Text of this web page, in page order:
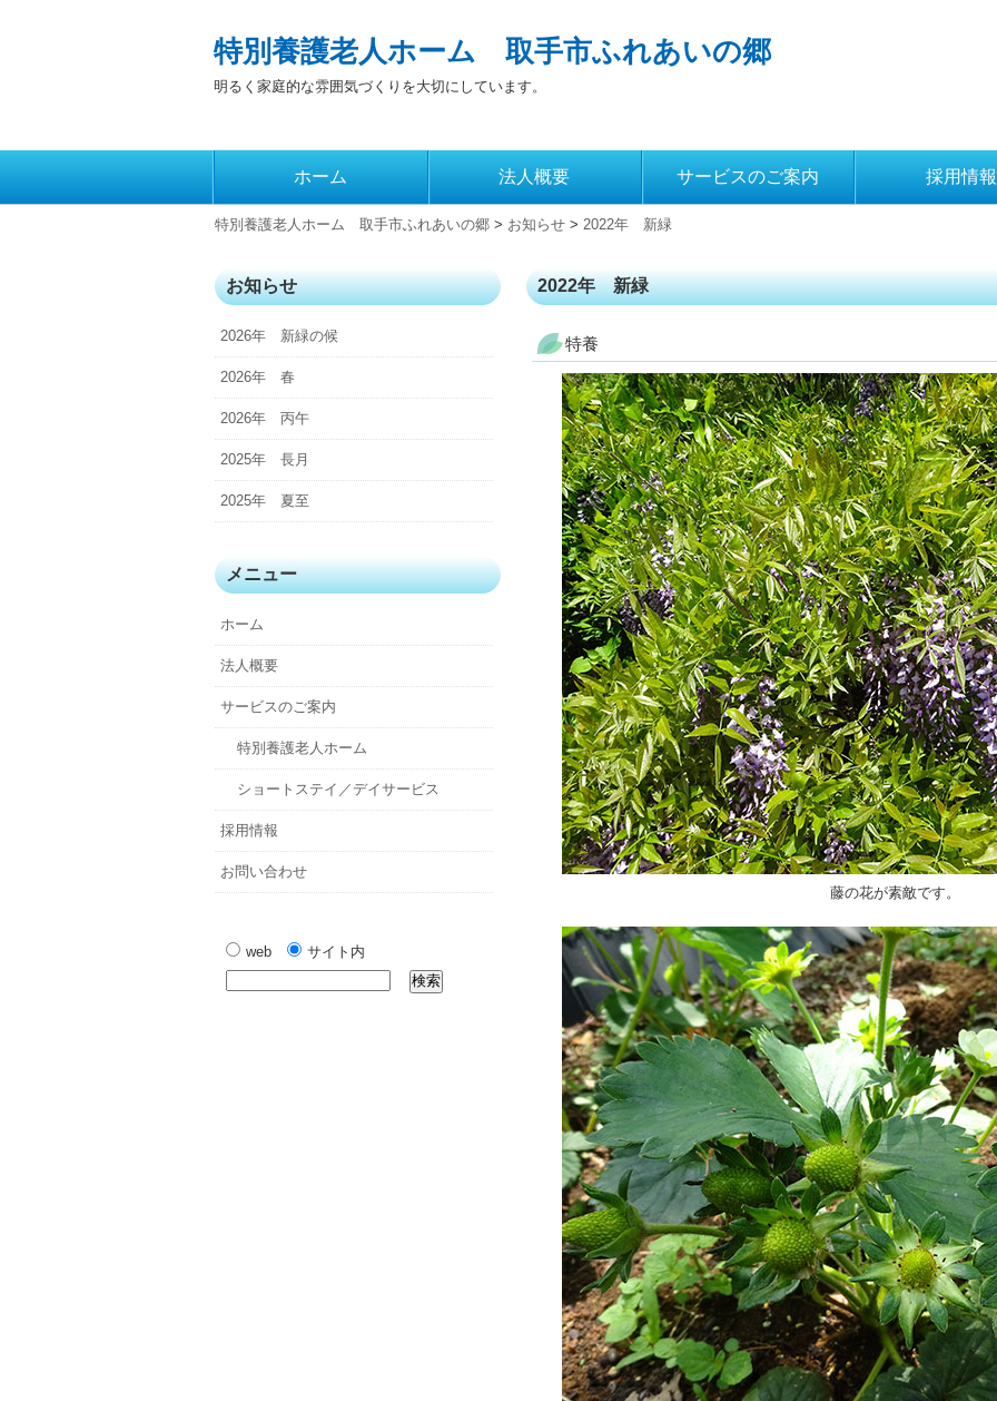
特別養護老人ホーム 取手市ふれあいの郷
明るく家庭的な雰囲気づくりを大切にしています。
メインメニュー
テ
ツ
へ
移
ホーム 法人概要 サービスのご案内 採用情報
特別養護老人ホーム 取手市ふれあいの郷 > お知らせ > 2022年 新緑
2022年 新緑
特養
藤の花が素敵です。
お知らせ
2026年 新緑の候
2026年 春
2026年 丙午
2025年 長月
2025年 夏至
メニュー
ホーム
法人概要
サービスのご案内
特別養護老人ホーム
ショートステイ／デイサービス
採用情報
お問い合わせ
web サイト内